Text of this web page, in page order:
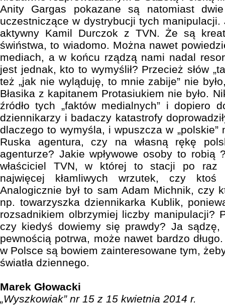
Anity Gargas pokazane są natomiast
uczestniczące w dystrybucji tych
aktywny Kamil Durczok z TVN. Że są
świństwa, to wiadomo. Można nawet
mediach, a w końcu rządzą nami nadal
jest jednak, kto to wymyślił? Przecież słów
też „jak nie wyląduję, to mnie zabije” nie
Błasika z kapitanem Protasiukiem nie było.
źródło tych „faktów medialnych” i dopiero
dziennikarzy i badaczy katastrofy
dlaczego to wymyśla, i wpuszcza w „polskie”
Ruska agentura, czy na własną rękę
agenturze? Jakie wpływowe osoby to robią
właściciel TVN, w której to stacji po raz
najwięcej kłamliwych wrzutek, czy
Analogicznie był to sam Adam Michnik, czy
np. towarzyszka dziennikarka Kublik,
rozsadnikiem olbrzymiej liczby manipulacji?
czy kiedyś dowiemy się prawdy? Ja
pewnością potrwa, może nawet bardzo
w Polsce są bowiem zainteresowane tym,
światła dziennego.
Marek Głowacki
„Wyszkowiak” nr 15 z 15 kwietnia 2014 r.